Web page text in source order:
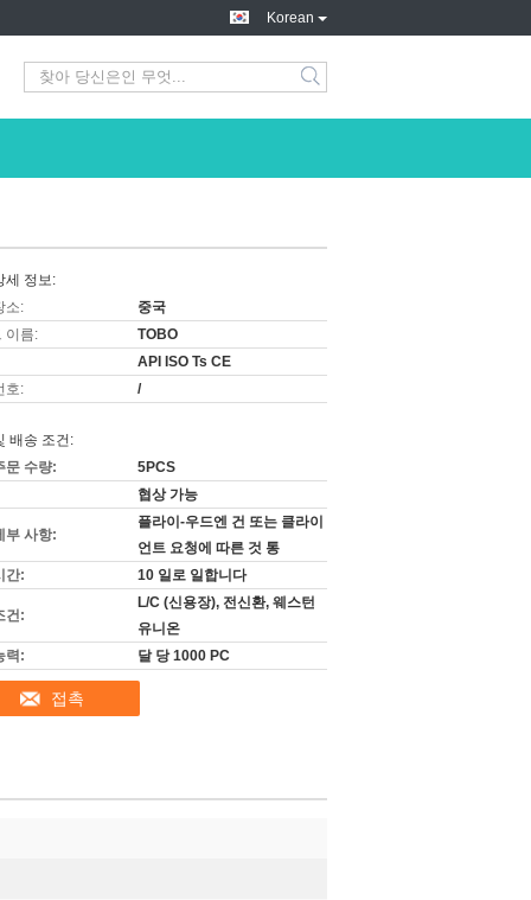
Korean
세 정보:
소:
중국
이름:
TOBO
API ISO Ts CE
호:
/
배송 조건:
문 수량:
5PCS
협상 가능
부 사항:
플라이-우드엔 건 또는 클라이
언트 요청에 따른 것 통
간:
10 일로 일합니다
건:
L/C (신용장), 전신환, 웨스턴
유니온
력:
달 당 1000 PC
접촉